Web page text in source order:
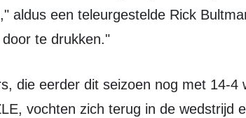
aldus een teleurgestelde Rick
te drukken."
vochten zich terug in de wedstrijd